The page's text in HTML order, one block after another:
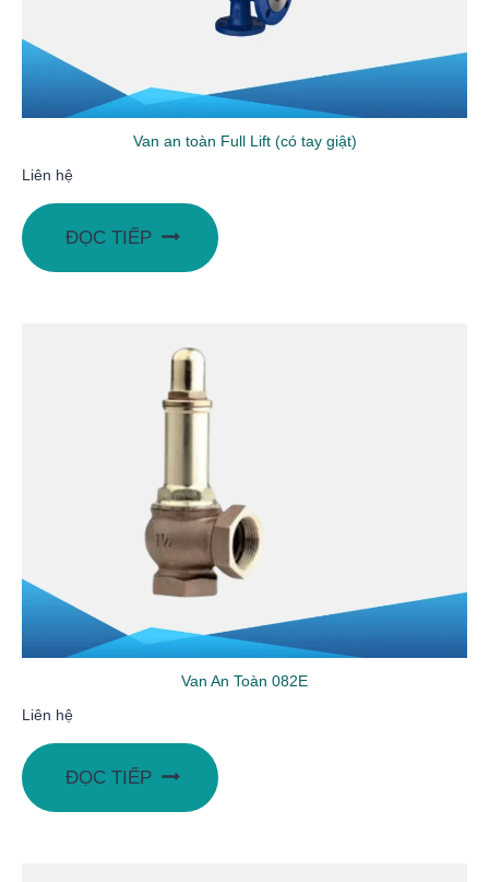
Van an toàn Full Lift (có tay giật)
Liên hệ
ĐỌC TIẾP
Van An Toàn 082E
Liên hệ
ĐỌC TIẾP